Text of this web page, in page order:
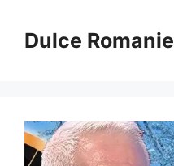
conținutDulce Romanie